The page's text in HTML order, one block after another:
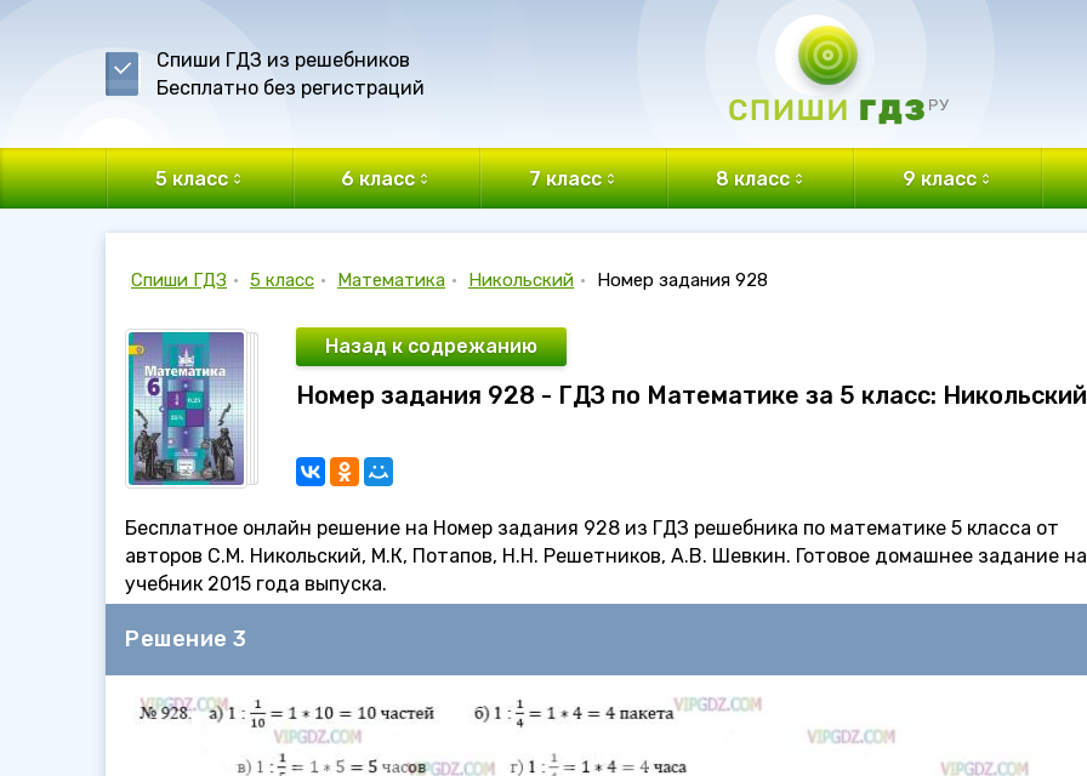
Спиши ГДЗ из решебников
Бесплатно без регистраций
5 класс 6 класс 7 класс 8 класс 9 класс
Спиши ГДЗ • 5 класс • Математика • Никольский • Номер задания 928
Назад к содрежанию
Номер задания 928 - ГДЗ по Математике за 5 класс: Никольский
Бесплатное онлайн решение на Номер задания 928 из ГДЗ решебника по математике 5 класса от
авторов С.М. Никольский, М.К, Потапов, Н.Н. Решетников, А.В. Шевкин. Готовое домашнее задание на
учебник 2015 года выпуска.
Решение 3